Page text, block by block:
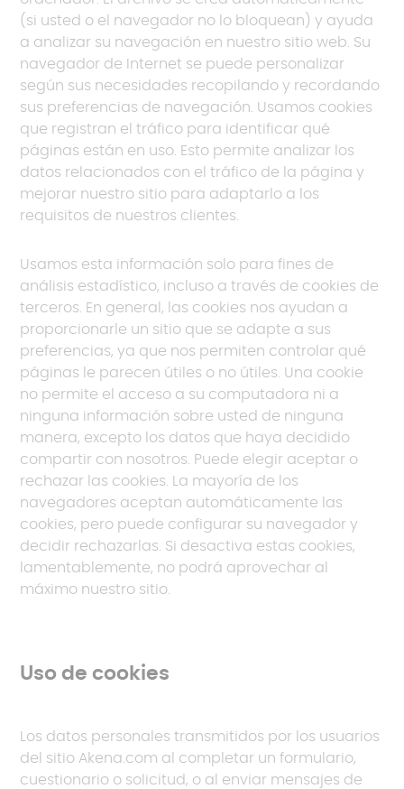
(si usted o el navegador no lo bloquean) y ayuda
a analizar su navegación en nuestro sitio web. Su
navegador de Internet se puede personalizar
según sus necesidades recopilando y recordando
sus preferencias de navegación. Usamos cookies
que registran el tráfico para identificar qué
páginas están en uso. Esto permite analizar los
datos relacionados con el tráfico de la página y
mejorar nuestro sitio para adaptarlo a los
requisitos de nuestros clientes.
Usamos esta información solo para fines de
análisis estadístico, incluso a través de cookies de
terceros. En general, las cookies nos ayudan a
proporcionarle un sitio que se adapte a sus
preferencias, ya que nos permiten controlar qué
páginas le parecen útiles o no útiles. Una cookie
no permite el acceso a su computadora ni a
ninguna información sobre usted de ninguna
manera, excepto los datos que haya decidido
compartir con nosotros. Puede elegir aceptar o
rechazar las cookies. La mayoría de los
navegadores aceptan automáticamente las
cookies, pero puede configurar su navegador y
decidir rechazarlas. Si desactiva estas cookies,
lamentablemente, no podrá aprovechar al
máximo nuestro sitio.
Uso de cookies
Los datos personales transmitidos por los usuarios
del sitio Akena.com al completar un formulario,
cuestionario o solicitud, o al enviar mensajes de